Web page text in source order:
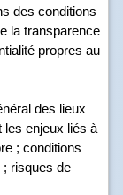
des conditions
la transparence
propres au
des lieux
les enjeux liés à
; conditions
; risques de